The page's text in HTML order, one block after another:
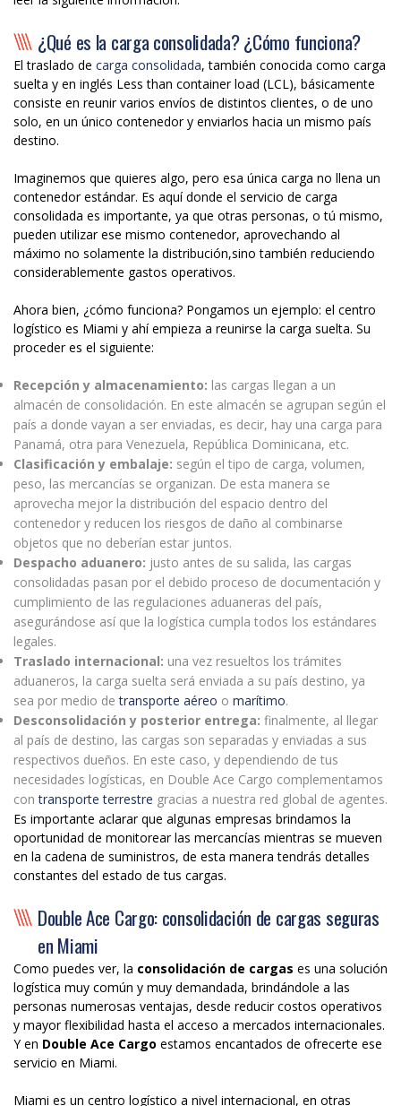
¿Qué es la carga consolidada? ¿Cómo funciona?
El traslado de carga consolidada, también conocida como carga
suelta y en inglés Less than container load (LCL), básicamente
consiste en reunir varios envíos de distintos clientes, o de uno
solo, en un único contenedor y enviarlos hacia un mismo país
destino.
Imaginemos que quieres algo, pero esa única carga no llena un
contenedor estándar. Es aquí donde el servicio de carga
consolidada es importante, ya que otras personas, o tú mismo,
pueden utilizar ese mismo contenedor, aprovechando al
máximo no solamente la distribución,sino también reduciendo
considerablemente gastos operativos.
Ahora bien, ¿cómo funciona? Pongamos un ejemplo: el centro
logístico es Miami y ahí empieza a reunirse la carga suelta. Su
proceder es el siguiente:
Recepción y almacenamiento: las cargas llegan a un
almacén de consolidación. En este almacén se agrupan según el
país a donde vayan a ser enviadas, es decir, hay una carga para
Panamá, otra para Venezuela, República Dominicana, etc.
Clasificación y embalaje: según el tipo de carga, volumen,
peso, las mercancías se organizan. De esta manera se
aprovecha mejor la distribución del espacio dentro del
contenedor y reducen los riesgos de daño al combinarse
objetos que no deberían estar juntos.
Despacho aduanero: justo antes de su salida, las cargas
consolidadas pasan por el debido proceso de documentación y
cumplimiento de las regulaciones aduaneras del país,
asegurándose así que la logística cumpla todos los estándares
legales.
Traslado internacional: una vez resueltos los trámites
aduaneros, la carga suelta será enviada a su país destino, ya
sea por medio detransporte aéreo o marítimo.
Desconsolidación y posterior entrega: finalmente, al llegar
al país de destino, las cargas son separadas y enviadas a sus
respectivos dueños. En este caso, y dependiendo de tus
necesidades logísticas, en Double Ace Cargo complementamos
contransporte terrestre gracias a nuestra red global de agentes.
Es importante aclarar que algunas empresas brindamos la
oportunidad de monitorear las mercancías mientras se mueven
en la cadena de suministros, de esta manera tendrás detalles
constantes del estado de tus cargas.
Double Ace Cargo: consolidación de cargas seguras
en Miami
Como puedes ver, la consolidación de cargas es una solución
logística muy común y muy demandada, brindándole a las
personas numerosas ventajas, desde reducir costos operativos
y mayor flexibilidad hasta el acceso a mercados internacionales.
Y en Double Ace Cargo estamos encantados de ofrecerte ese
servicio en Miami.
Miami es un centro logístico a nivel internacional, en otras